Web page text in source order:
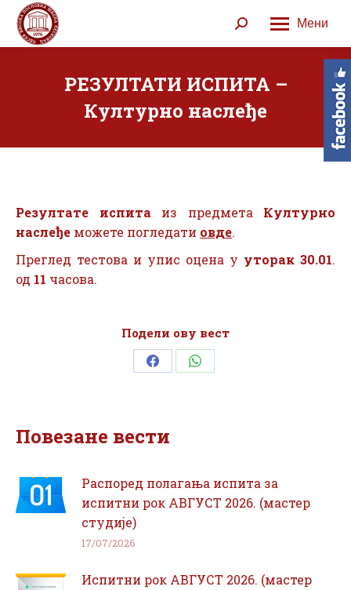
Мени
Search:
РЕЗУЛТАТИ ИСПИТА –
Културно наслеђе
Резултате испита из предмета Културно
наслеђе можете погледати овде.
Преглед тестова и упис оцена у уторак 30.01.
од 11 часова.
Подели ову вест
Share Share
Повезане вести
Распоред полагања испита за
испитни рок АВГУСТ 2026. (мастер
студије)
17/07/2026
Испитни рок АВГУСТ 2026. (мастер